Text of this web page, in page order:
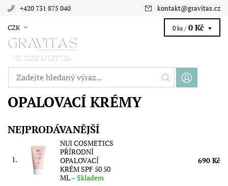
+420 731 875 040 kontakt@gravitas.cz
CZK 0 ks / 0 Kč
OPALOVACÍ KRÉMY
NEJPRODÁVANĚJŠÍ
1.
NUI COSMETICS
PŘÍRODNÍ
OPALOVACÍ
KRÉM SPF 50 50
ML–Skladem
690 Kč